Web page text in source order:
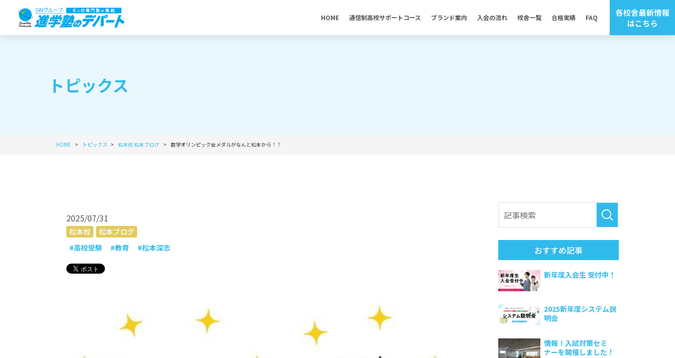
HOME 通信制高校サポートコース ブランド案内 入会の流れ 校舎一覧 合格実績 FAQ
トピックス
HOME トピックス 松本校松本ブログ 数学オリンピック金メダルがなんと松本から！！
2025/07/31
松本校
松本ブログ
#高校受験
#教育 #松本深志 おすすめ記事
新年度入会生 受付中！
2025新年度システム説
明会
情報Ⅰ入試対策セミ
ナーを開催しました！